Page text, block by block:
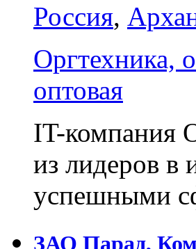
Россия,
Оргтехника,
оптовая
IT-компания
из лидеров в
успешными
ЗАО Парад,